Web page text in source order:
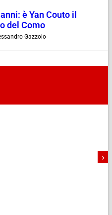
è Yan Couto il
del Como
Gazzolo
›